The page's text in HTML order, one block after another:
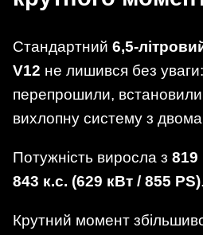
Стандартний 6,5-
V12 не лишився без
перепрошили,
вихлопну систему з двома
Потужність виросла з 819
843 к.с. (629 кВт / 855 PS).
Крутний момент